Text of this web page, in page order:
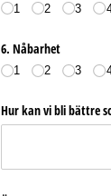
1 2 3
6. Nåbarhet
1 2 3
Hur kan vi bli bättre